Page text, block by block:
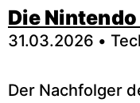
Die
31.03.2026 •
Der Nachfolger